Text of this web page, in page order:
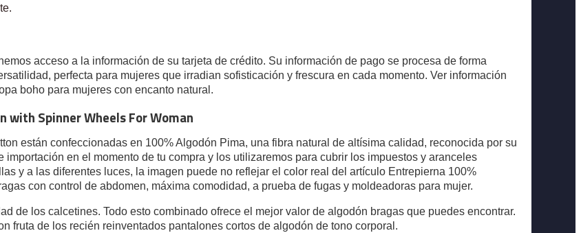
acceso a la información de su tarjeta de crédito. Su información de pago se procesa de forma
perfecta para mujeres que irradian sofisticación y frescura en cada momento. Ver información
boho para mujeres con encanto natural.
with Spinner Wheels For Woman
están confeccionadas en 100% Algodón Pima, una fibra natural de altísima calidad, reconocida por su
en el momento de tu compra y los utilizaremos para cubrir los impuestos y aranceles
y a las diferentes luces, la imagen puede no reflejar el color real del artículo Entrepierna 100%
con control de abdomen, máxima comodidad, a prueba de fugas y moldeadoras para mujer.
de los calcetines. Todo esto combinado ofrece el mejor valor de algodón bragas que puedes encontrar.
fruta de los recién reinventados pantalones cortos de algodón de tono corporal.